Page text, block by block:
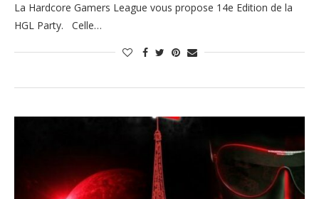
La Hardcore Gamers League vous propose 14e Edition de la
HGL Party. Celle…